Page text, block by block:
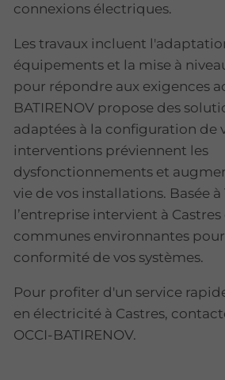
connexions électriques.
Les travaux incluent
équipements et la mise à
pour répondre aux exigences
BATIRENOV propose des
adaptées à la configuration de
interventions préviennent les
dysfonctionnements et
vie de vos installations. Basée à
l’entreprise intervient à Castres
communes environnantes pour
conformité de vos systèmes.
Pour profiter d'un service
en électricité à Castres,
OCCI-BATIRENOV.